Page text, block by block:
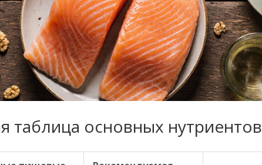
таблица основных нутриентов